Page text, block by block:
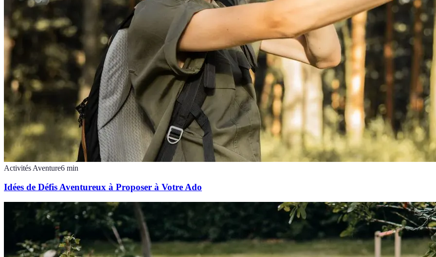
Activités Aventure6 min
Idées de Défis Aventureux à Proposer à Votre Ado